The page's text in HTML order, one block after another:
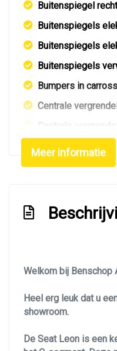
Buitenspiegel
Buitenspiegels
Buitenspiegels
Buitenspiegels
Bumpers in
Centrale
Centrale
Dakrails
Dimlichten
Extra getint glas
Keyless entry
Led dagrijverlichting
Led verlichting
Meer informatie
Welkom bij Benschop
Heel erg leuk dat u
showroom.
De Seat Leon is een